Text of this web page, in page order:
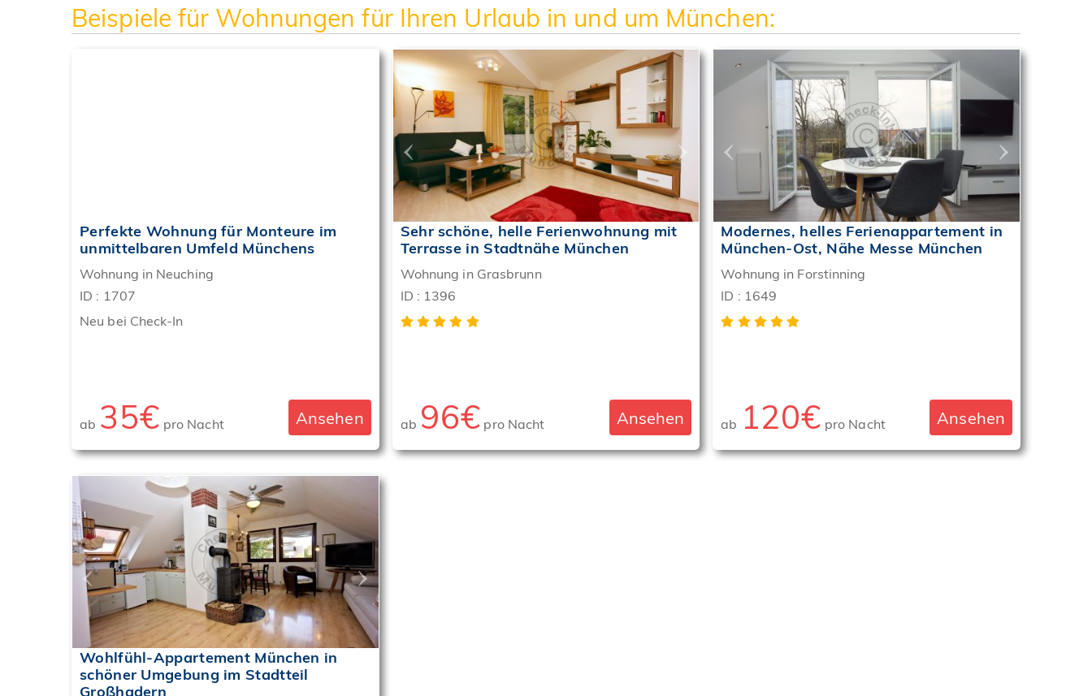
Beispiele für Wohnungen für Ihren Urlaub in und um München:
Perfekte Wohnung für Monteure im
unmittelbaren Umfeld Münchens
Wohnung in Neuching
ID : 1707
Neu bei Check-In
ab 35€ pro Nacht Ansehen
‹ ›
Sehr schöne, helle Ferienwohnung mit
Terrasse in Stadtnähe München
Wohnung in Grasbrunn
ID : 1396
ab 96€ pro Nacht Ansehen
‹ ›
Modernes, helles Ferienappartement in
München-Ost, Nähe Messe München
Wohnung in Forstinning
ID : 1649
ab 120€ pro Nacht Ansehen
‹ ›
Wohlfühl-Appartement München in
schöner Umgebung im Stadtteil
Großhadern